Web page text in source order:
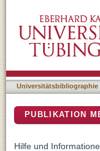
Universitätsbibliographie
PUBLIKATION
Hilfe und